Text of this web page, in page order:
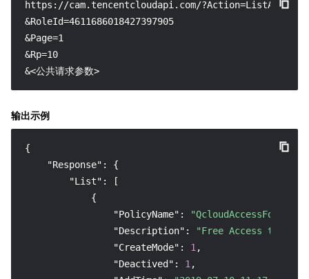
https://cam.tencentcloudapi.com/
&RoleId=4611686018427397905
&Page=1
&Rp=10
&<公共请求参数>
输出示例
{
"Response" :
{
"List" :
[
{
"PolicyName" :
"Description" :
"Free Access to AS
"CreateMode" : 1 ,
"Deactived" : 1 ,